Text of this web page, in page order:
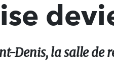
Denis, la salle de